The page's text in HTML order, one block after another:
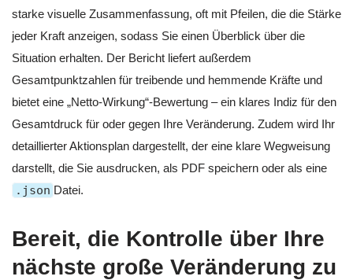
starke visuelle Zusammenfassung, oft mit Pfeilen, die die Stärke
jeder Kraft anzeigen, sodass Sie einen Überblick über die
Situation erhalten. Der Bericht liefert außerdem
Gesamtpunktzahlen für treibende und hemmende Kräfte und
bietet eine „Netto-Wirkung“-Bewertung – ein klares Indiz für den
Gesamtdruck für oder gegen Ihre Veränderung. Zudem wird Ihr
detaillierter Aktionsplan dargestellt, der eine klare Wegweisung
darstellt, die Sie ausdrucken, als PDF speichern oder als eine
.json Datei.
Bereit, die Kontrolle über Ihre
nächste große Veränderung zu